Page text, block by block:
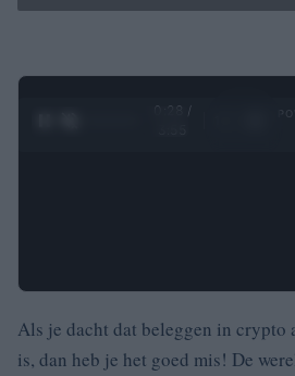
0:29 /
Als je dacht dat beleggen in crypto
is, dan heb je het goed mis! De